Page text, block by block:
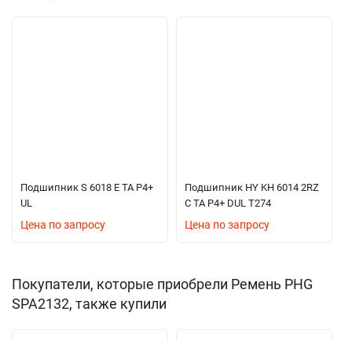
Подшипник S 6018 E TA P4+
UL
Цена по запросу
Подшипник HY KH 6014 2RZ
C TA P4+ DUL T274
Цена по запросу
Покупатели, которые приобрели Ремень PHG
SPA2132, также купили